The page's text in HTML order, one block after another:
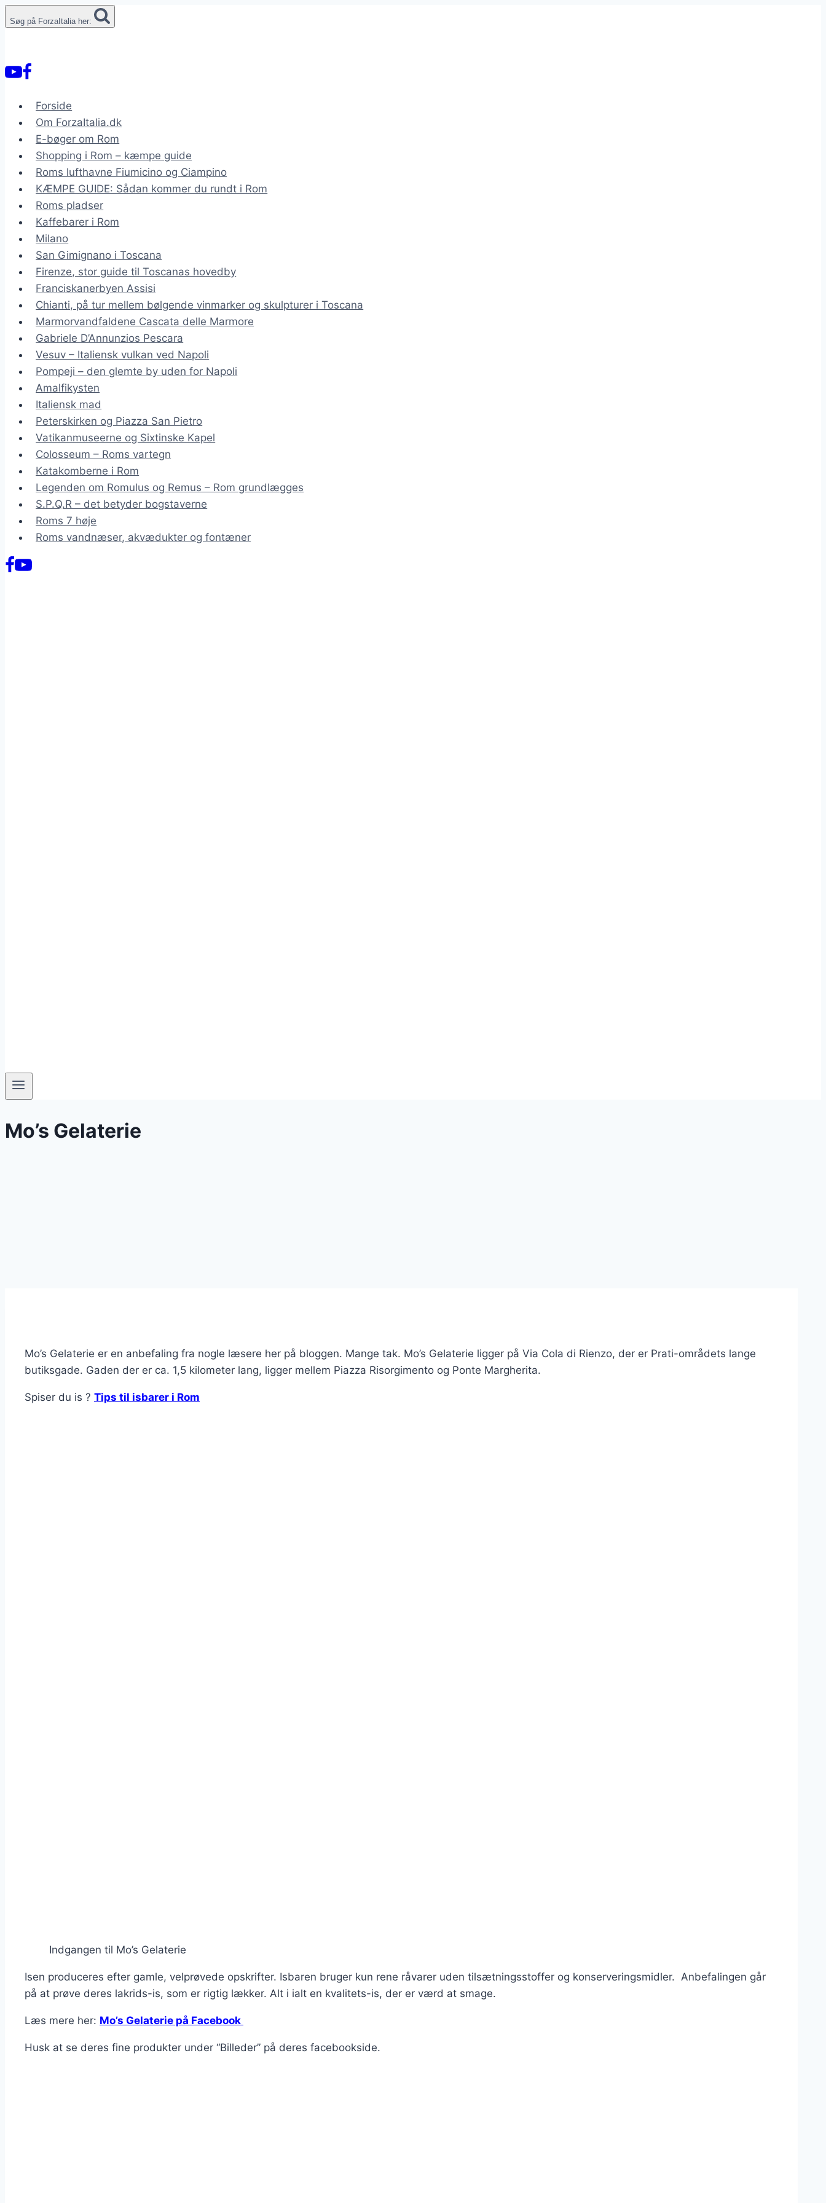
til
Søg på ForzaItalia her:
Forside
Om ForzaItalia.dk
E-bøger om Rom
Shopping i Rom – kæmpe guide
Roms lufthavne Fiumicino og Ciampino
KÆMPE GUIDE: Sådan kommer du rundt i Rom
Roms pladser
Kaffebarer i Rom
Milano
San Gimignano i Toscana
Firenze, stor guide til Toscanas hovedby
Franciskanerbyen Assisi
Chianti, på tur mellem bølgende vinmarker og skulpturer i Toscana
Marmorvandfaldene Cascata delle Marmore
Gabriele D’Annunzios Pescara
Vesuv – Italiensk vulkan ved Napoli
Pompeji – den glemte by uden for Napoli
Amalfikysten
Italiensk mad
Peterskirken og Piazza San Pietro
Vatikanmuseerne og Sixtinske Kapel
Colosseum – Roms vartegn
Katakomberne i Rom
Legenden om Romulus og Remus – Rom grundlægges
S.P.Q.R – det betyder bogstaverne
Roms 7 høje
Roms vandnæser, akvædukter og fontæner
Mo’s Gelaterie
Mo’s Gelaterie er en anbefaling fra nogle læsere her på bloggen. Mange tak. Mo’s Gelaterie ligger på Via Cola di Rienzo, der er Prati-områdets lange
butiksgade. Gaden der er ca. 1,5 kilometer lang, ligger mellem Piazza Risorgimento og Ponte Margherita.
Spiser du is ? Tips til isbarer i Rom
Indgangen til Mo’s Gelaterie
Isen produceres efter gamle, velprøvede opskrifter. Isbaren bruger kun rene råvarer uden tilsætningsstoffer og konserveringsmidler. Anbefalingen går
på at prøve deres lakrids-is, som er rigtig lækker. Alt i ialt en kvalitets-is, der er værd at smage.
Læs mere her: Mo’s Gelaterie på Facebook
Husk at se deres fine produkter under “Billeder” på deres facebookside.